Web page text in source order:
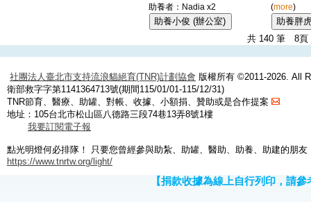
助養者：Nadia x2
(more)
共 140 筆 8
社團法人臺北市支持流浪貓絕育(TNR)計劃協會 版權所有 ©2011-2026. All
衛部救字字第1141364713號(期間115/01/01-115/12/31)
TNR節育、醫療、助罐、對帳、收據、小額捐、贊助或是合作提案
地址：105台北市松山區八德路三段74巷13弄8號1樓
我要訂閱電子報
點光明燈何必排隊！ 只要您曾經參與助紮、助罐、醫助、助養、助建的朋
https://www.tnrtw.org/light/
【捐款收據為線上自行列印，請參